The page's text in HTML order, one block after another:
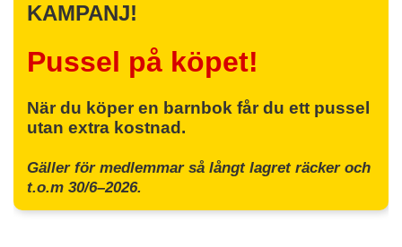
KAMPANJ!
Pussel på köpet!
När du köper en barnbok får du ett pussel
utan extra kostnad.
Gäller för medlemmar så långt lagret räcker och
t.o.m 30/6–2026.